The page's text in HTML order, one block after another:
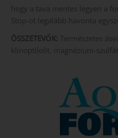
hogy a tava mentes legyen a
Stop-ot legalább havonta
ÖSSZETEVŐK: Természetes
klinoptilolit, magnézium-szulfát.